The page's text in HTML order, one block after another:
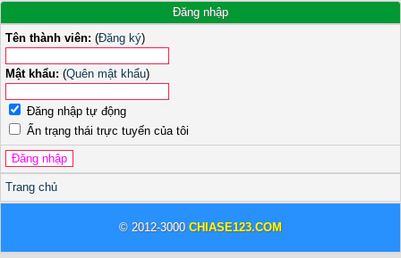
Đăng nhập
Tên thành viên: (Đăng ký)
Mật khẩu: (Quên mật khẩu)
Đăng nhập tự động
Ẩn trạng thái trực tuyến của tôi
Trang chủ
© 2012-3000 CHIASE123.COM